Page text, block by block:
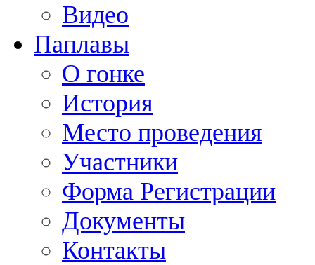
Видео
Паплавы
О гонке
История
Место проведения
Участники
Форма Регистрации
Документы
Контакты